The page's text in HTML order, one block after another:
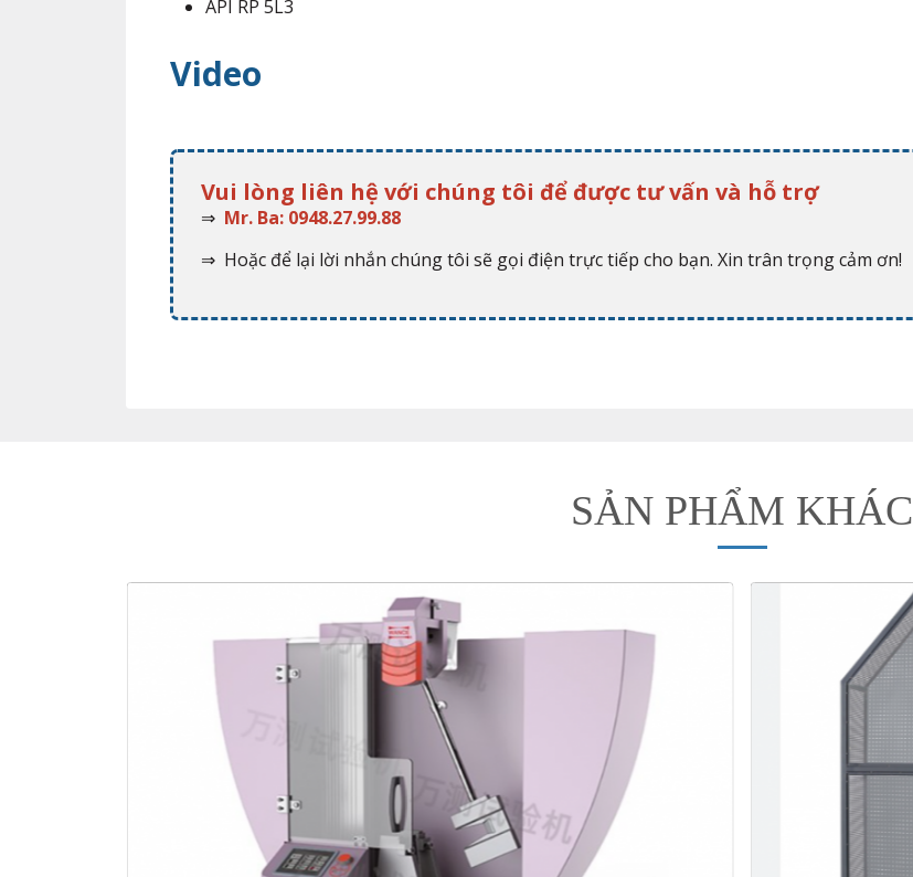
API RP 5L3
Video
Vui lòng liên hệ với chúng tôi để được tư vấn và hỗ trợ
⇒ Mr. Ba: 0948.27.99.88
⇒ Hoặc để lại lời nhắn chúng tôi sẽ gọi điện trực tiếp cho bạn. Xin trân trọng cảm ơn!
SẢN PHẨM KHÁC